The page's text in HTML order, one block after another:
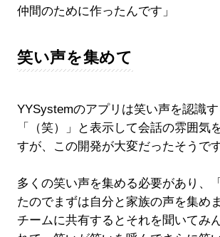
仲間のために作ったんです」
笑い声を集めて
YYSystemのアプリは笑い声を認識す
「（笑）」と表示して会話の雰囲気
すが、この開発が大変だったそうです
多くの笑い声を集める必要があり、
たのでまずは自分と家族の声を集め
チームに共有するとそれを聞いてみ